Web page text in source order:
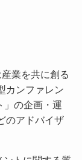
業を共に創る
カンファレン
」の企画・運
のアドバイザ